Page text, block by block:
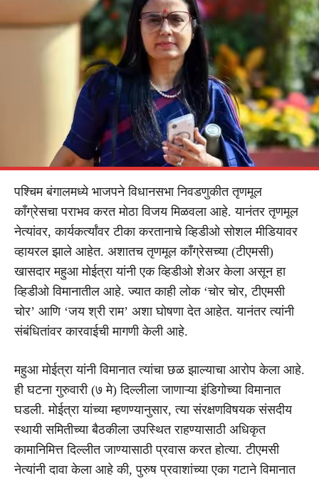
पश्चिम बंगालमध्ये भाजपने विधानसभा निवडणुकीत तृणमूल
कॉंग्रेसचा पराभव करत मोठा विजय मिळवला आहे. यानंतर तृणमूल
नेत्यांवर, कार्यकर्त्यांवर टीका करतानाचे व्हिडीओ सोशल मीडियावर
व्हायरल झाले आहेत. अशातच तृणमूल काँग्रेसच्या (टीएमसी)
खासदार महुआ मोईत्रा यांनी एक व्हिडीओ शेअर केला असून हा
व्हिडीओ विमानातील आहे. ज्यात काही लोक ‘चोर चोर, टीएमसी
चोर’ आणि ‘जय श्री राम’ अशा घोषणा देत आहेत. यानंतर त्यांनी
संबंधितांवर कारवाईची मागणी केली आहे.
महुआ मोईत्रा यांनी विमानात त्यांचा छळ झाल्याचा आरोप केला आहे.
ही घटना गुरुवारी (७ मे) दिल्लीला जाणाऱ्या इंडिगोच्या विमानात
घडली. मोईत्रा यांच्या म्हणण्यानुसार, त्या संरक्षणविषयक संसदीय
स्थायी समितीच्या बैठकीला उपस्थित राहण्यासाठी अधिकृत
कामानिमित्त दिल्लीत जाण्यासाठी प्रवास करत होत्या. टीएमसी
नेत्यांनी दावा केला आहे की, पुरुष प्रवाशांच्या एका गटाने विमानात